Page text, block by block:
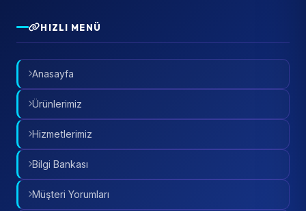
HIZLI MENÜ
Anasayfa
Ürünlerimiz
Hizmetlerimiz
Bilgi Bankası
Müşteri Yorumları